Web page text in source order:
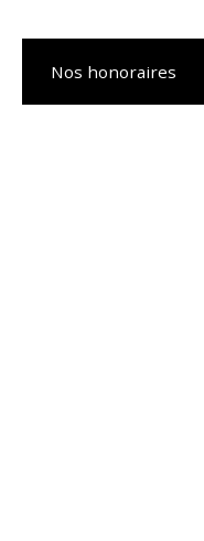
Nos honoraires